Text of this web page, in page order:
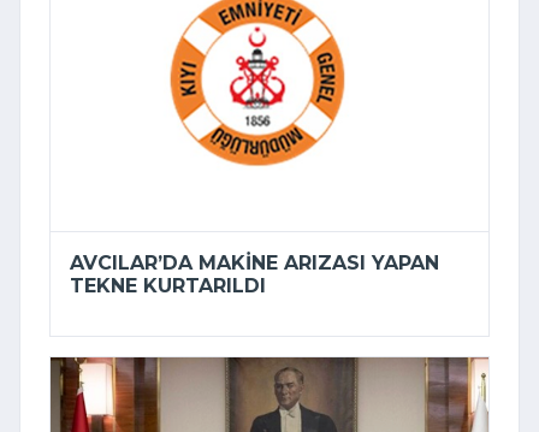
AVCILAR’DA MAKINE ARIZASI YAPAN
TEKNE KURTARILDI